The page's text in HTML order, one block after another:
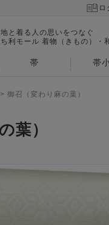
ロ
と着る人の思いをつなぐ
利モール 着物（きもの）・
帯 帯
> 御召（変わり麻の葉）
葉）